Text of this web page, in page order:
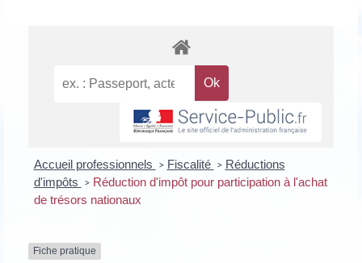
Accueil professionnels > Fiscalité > Réductions
d'impôts
> Réduction d'impôt pour participation à l'achat
de trésors nationaux
Fiche pratique